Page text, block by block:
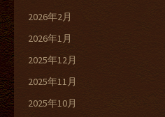
2026年2月
2026年1月
2025年12月
2025年11月
2025年10月